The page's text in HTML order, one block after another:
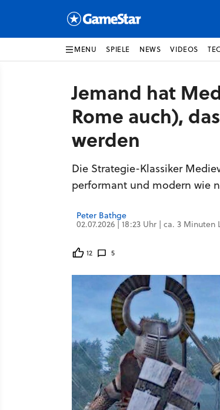
MENU SPIELE NEWS VIDEOS
Jemand hat
Rome auch),
werden
Die Strategie-Klassiker
performant und modern wie
Peter Bathge
02.07.2026 | 18:23 Uhr | ca. 3 Minuten
12 5